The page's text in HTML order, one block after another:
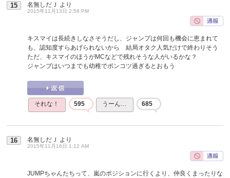
15 名無しだＪ より
2015年11月13日 2:58 PM
キスマイは長続きしなさそうだし、ジャンプは何回も機会に恵まれて
も、認知度すらあげられないから 結局オタク人気だけで終わりそう
ただ、キスマイのほうがMCなどで残れそうな人がいるかな？
ジャンプはいつまでも幼稚でポンコツ過ぎるとおもう
それな！ 595 うーん… 685
16 名無しだＪ より
2015年11月16日 1:12 AM
JUMPちゃんたちって、嵐のポジションに行くより、仲良くまったりな